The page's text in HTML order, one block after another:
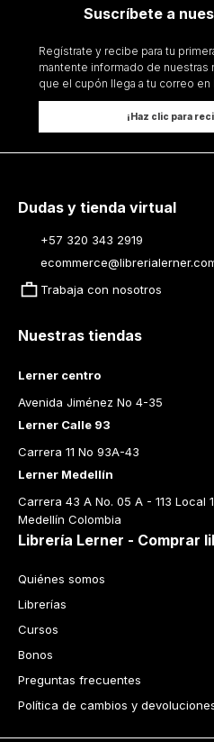
Suscríbete a
Regístrate y recibe para tu
mantente informado de nuestras
que el cupón llega a tu correo en
¡Haz clic para
Dudas y tienda virtual
+57 320 343 2919
Trabaja con nosotros
Nuestras tiendas
Lerner centro
Avenida Jiménez No 4-35
Lerner Calle 93
Carrera 11 No 93A-43
Lerner Medellín
Carrera 43 A No. 05 A - 113 Local
Medellín Colombia
Librería Lerner - Comprar
Quiénes somos
Librerías
Cursos
Bonos
Preguntas frecuentes
Política de cambios y